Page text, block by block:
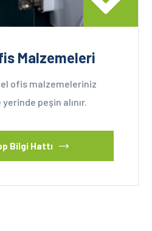
Malzemeleri
ofis malzemeleriniz
peşin alınır.
Bilgi Hattı